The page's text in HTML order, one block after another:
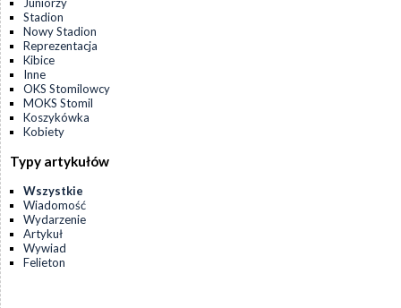
Juniorzy
Stadion
Nowy Stadion
Reprezentacja
Kibice
Inne
OKS Stomilowcy
MOKS Stomil
Koszykówka
Kobiety
Typy artykułów
Wszystkie
Wiadomość
Wydarzenie
Artykuł
Wywiad
Felieton